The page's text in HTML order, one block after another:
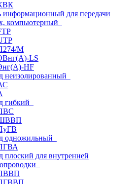
информационный для передачи
компьютерный
М
LS
HF
неизолированный
гибкий
одножильный
плоский для внутренней